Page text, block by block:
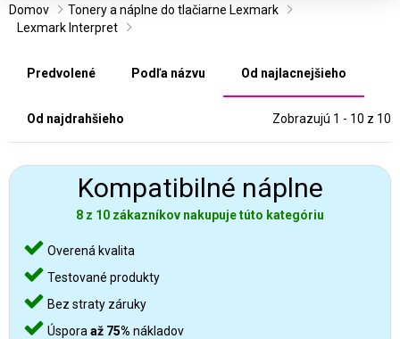
Domov
Tonery a náplne do tlačiarne Lexmark
Lexmark Interpret
Predvolené Podľa názvu Od najlacnejšieho
Od najdrahšieho Zobrazujú 1 - 10 z 10
Kompatibilné náplne
8 z 10 zákazníkov nakupuje túto kategóriu
Overená kvalita
Testované produkty
Bez straty záruky
Úspora až 75% nákladov